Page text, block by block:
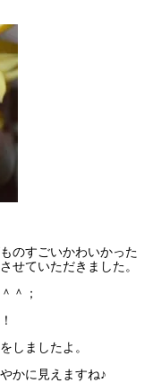
のすごいかわいかった
せていただきました。
＾；
しましたよ。
かに見えますね♪